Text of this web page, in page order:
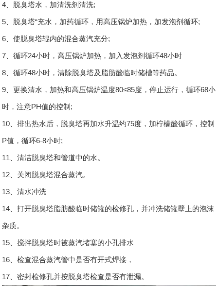
4、脱臭塔水，加清洗剂清洗;
5、脱臭塔“充水，加药循环，用高压锅炉加热，加发泡剂循环;
6、使脱臭塔辊内的混合蒸汽充分;
7、循环24小时，高压锅炉加热，加入发泡剂循环48小时
8、循环48小时，清除脱臭塔及脂肪酸临时储槽等药品。
9、更换清水，加热和高压锅炉温度80≤85度，停止运行，循环68小
时，注意PH值的控制;
10、排出热水后，脱臭塔再加水升温约75度，加柠檬酸循环，控制
P值，循环6-8小时;
11、清洁脱臭塔和管道中的水。
12、关闭脱臭塔混合蒸汽。
13、清水冲洗
14、打开脱臭塔脂肪酸临时储罐的检修孔，并冲洗储罐壁上的泡沫
杂质。
15、搅拌脱臭塔时被蒸汽堵塞的小孔排水
16、检查混合蒸汽管中是否有开式焊接，
17、密封检修孔并按脱臭塔检查是否有泄漏。